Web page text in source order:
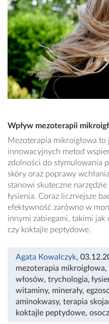
Wpływ mezoterapii
Mezoterapia mikroigłowa to
innowacyjnych metod
zdolności do stymulowania
skóry oraz poprawy
stanowi skuteczne
łysienia. Coraz liczniejsze
efektywność zarówno w
innymi zabiegami, takimi jak
czy koktajle peptydowe.
Agata Kowalczyk,
mezoterapia mikroigłowa,
włosów, trychologia,
witaminy, minerały,
aminokwasy, terapia
koktajle peptydowe,